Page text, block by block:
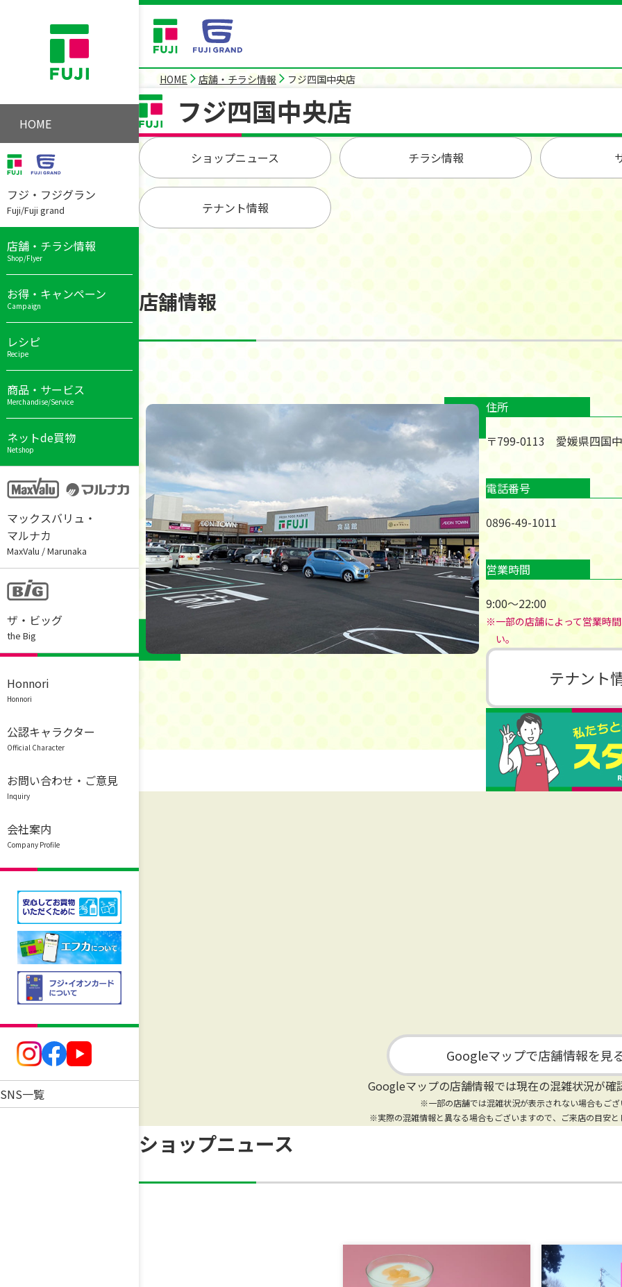
Honnori
Honnori
公認キャラクター
Official Character
お問い合わせ・ご意見
Inquiry
会社案内
Company Profile
SNS一覧
HOME
フジ・フジグラン
Fuji/Fuji grand
店舗・チラシ情報
Shop/Flyer
お得・キャンペーン
Campaign
レシピ
Recipe
商品・サービス
Merchandise/Service
ネットde買物
Netshop
マックスバリュ・
マルナカ
MaxValu / Marunaka
ザ・ビッグ
the Big
HOME 店舗・チラシ情報 フジ四国中央店
フジ四国中央店
ショップニュース チラシ情報
テナント情報
店舗情報
住所
〒799-0113 愛媛県四国
電話番号
0896-49-1011
営業時間
9:00～22:00
※一部の店舗によって営業時
い。
テナント
Googleマップで店舗情報を見
Googleマップの店舗情報では現在の混雑状況が確
※一部の店舗では混雑状況が表示されない場合もござ
※実際の混雑情報と異なる場合もございますので、ご来店の目安
ショップニュース